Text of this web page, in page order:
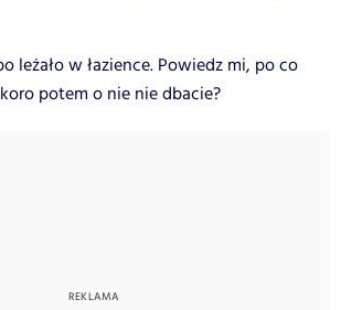
leżało w łazience. Powiedz mi, po co
potem o nie nie dbacie?